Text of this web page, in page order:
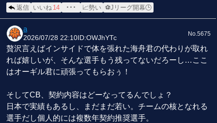
返信 いいね 14 ･･･ 📈勢い ⚽Jリーグ開幕🕒
a
2026/07/28 22:10 ID:OWJhYTc
No.5675
贅沢言えばインサイドで体を張れた海舟君の代わりが取れ
れば嬉しいが、そんな選手もう残ってないだろーし…ここ
はオーギル君に頑張ってもらおぅ！
そしてCB、契約内容はどーなってるんでしょ？
日本で実績もあるし、まだまだ若い。チームの核となれる
選手だし個人的には複数年契約推奨選手。